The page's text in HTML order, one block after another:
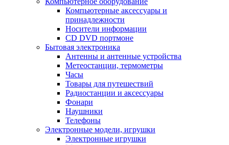
Компьютерные аксессуары и
принадлежности
Носители информации
CD DVD портмоне
Бытовая электроника
Антенны и антенные устройства
Метеостанции, термометры
Часы
Товары для путешествий
Радиостанции и аксессуары
Фонари
Наушники
Телефоны
Электронные модели, игрушки
Электронные игрушки